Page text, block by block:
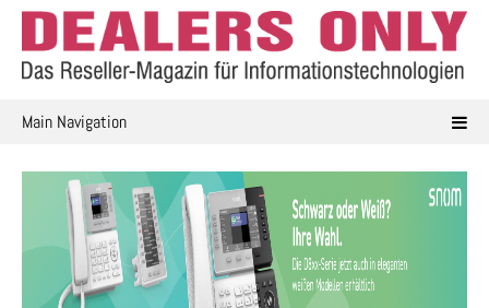
Skip
content
Main Navigation